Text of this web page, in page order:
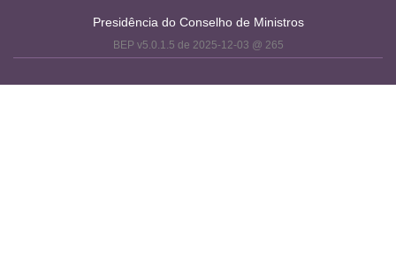
Presidência do Conselho de Ministros
BEP v5.0.1.5 de 2025-12-03 @ 265